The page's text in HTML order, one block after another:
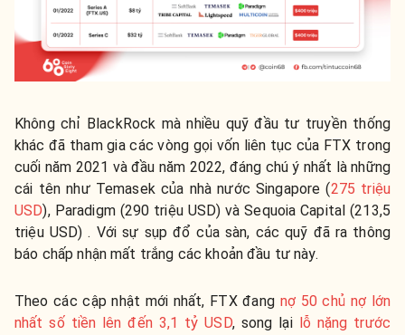
Không chỉ BlackRock mà nhiều quỹ đầu tư truyền thống
khác đã tham gia các vòng gọi vốn liên tục của FTX trong
cuối năm 2021 và đầu năm 2022, đáng chú ý nhất là những
cái tên như Temasek của nhà nước Singapore (275 triệu
USD), Paradigm (290 triệu USD) và Sequoia Capital (213,5
triệu USD) . Với sự sụp đổ của sàn, các quỹ đã ra thông
báo chấp nhận mất trắng các khoản đầu tư này.
Theo các cập nhật mới nhất, FTX đang nợ 50 chủ nợ lớn
nhất số tiền lên đến 3,1 tỷ USD, song lại lỗ nặng trước